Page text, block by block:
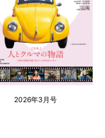
2026年3月号